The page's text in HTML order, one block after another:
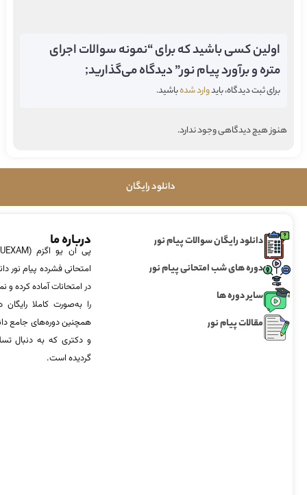
اولین کسی باشید که برای “نمونه سوالات اجرای
متره و برآورد پیام نور” دیدگاه می‌گذارید;
برای ثبت دیدگاه، بایدوارد شدهباشید.
هنوز هیچ دیدگاهی وجود ندارد.
دانلود رایگان
دانلود رایگان سوالات پیام نور
دوره های شب امتحانی پیام نور
سایر دوره ها
مقالات پیام نور
درباره ما
امتحانی فشرده پیام نور
در امتحانات آماده‌ کرده
را به‌صورت کاملا
همچنین دوره‌های جامع
و دکتری که به دنبال
گردیده است.